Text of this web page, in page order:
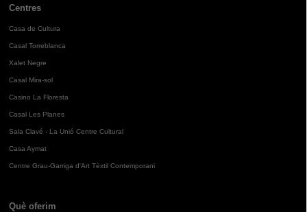
Centres
Casa de Cultura
Casal Torreblanca
Xalet Negre
Casal Mira-sol
Casino La Floresta
Casal Les Planes
Sala Clavé - La Unió Centre Cultural
Casa Aymat
Centre Grau-Garriga d'Art Tèxtil Contemporani
Què oferim